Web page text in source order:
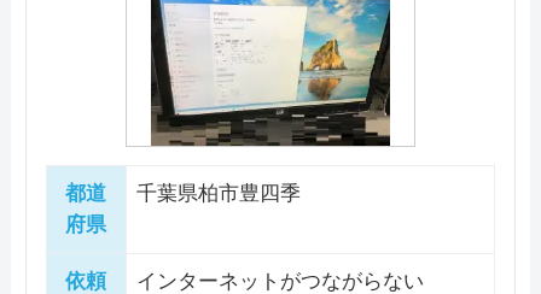
都道
府県
千葉県柏市豊四季
依頼
インターネットがつながらない